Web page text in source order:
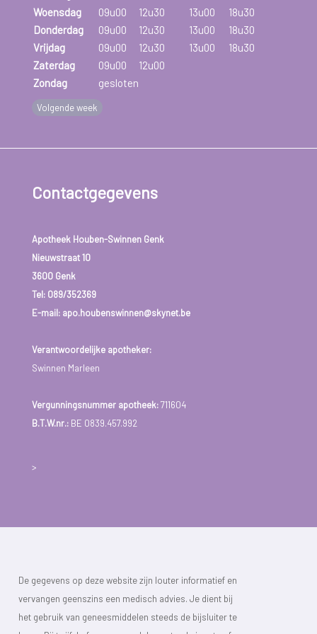
Woensdag
09u00 12u30 13u00
18u30
Donderdag
09u00 12u30 13u00
18u30
Vrijdag
09u00 12u30 13u00
18u30
Zaterdag
09u00
12u00
Zondag
gesloten
Volgende week
Contactgegevens
Apotheek Houben-Swinnen Genk
Nieuwstraat 10
3600 Genk
Tel: 089/352369
E-mail: apo.houbenswinnen@skynet.be
Verantwoordelijke apotheker:
Swinnen Marleen
Vergunningsnummer apotheek:711604
B.T.W.nr.:BE 0839.457.992
>
De gegevens op deze website zijn louter informatief en
vervangen geenszins een medisch advies. Je dient bij
het gebruik van geneesmiddelen steeds de bijsluiter te